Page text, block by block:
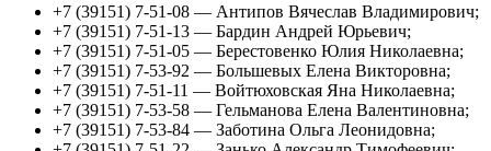
+7 (39151) 7-51-08 — Антипов Вячеслав Владимирович;
+7 (39151) 7-51-13 — Бардин Андрей Юрьевич;
+7 (39151) 7-51-05 — Берестовенко Юлия Николаевна;
+7 (39151) 7-53-92 — Большевых Елена Викторовна;
+7 (39151) 7-51-11 — Войтюховская Яна Николаевна;
+7 (39151) 7-53-58 — Гельманова Елена Валентиновна;
+7 (39151) 7-53-84 — Заботина Ольга Леонидовна;